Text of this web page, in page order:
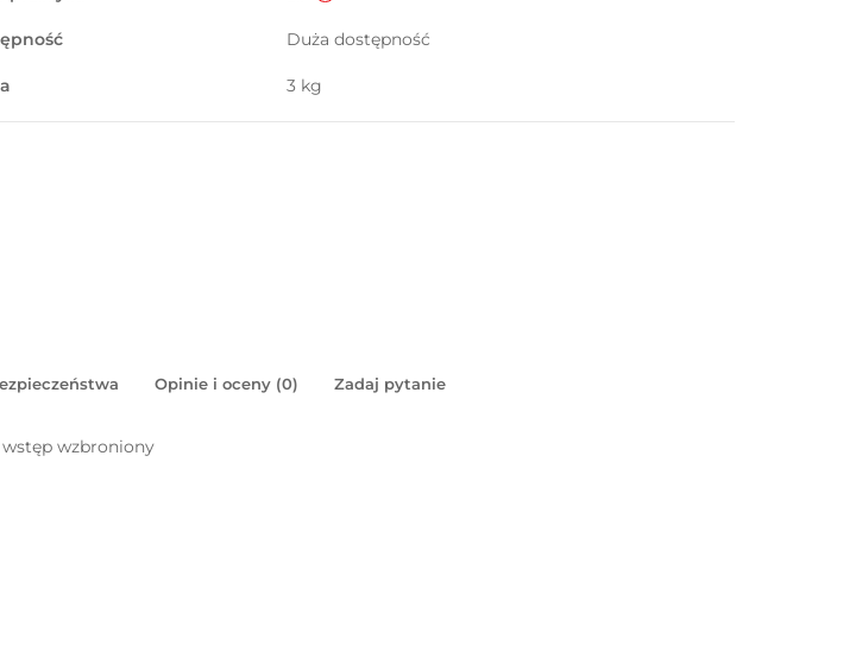
Duża dostępność
3 kg
Opinie i oceny (0) Zadaj pytanie
wzbroniony